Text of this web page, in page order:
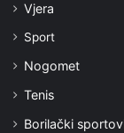
Vjera
Sport
Nogomet
Tenis
Borilački